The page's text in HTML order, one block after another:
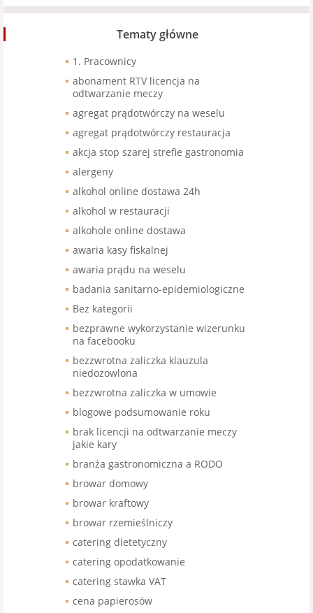
Tematy główne
1. Pracownicy
abonament RTV licencja na
odtwarzanie meczy
agregat prądotwórczy na weselu
agregat prądotwórczy restauracja
akcja stop szarej strefie gastronomia
alergeny
alkohol online dostawa 24h
alkohol w restauracji
alkohole online dostawa
awaria kasy fiskalnej
awaria prądu na weselu
badania sanitarno-epidemiologiczne
Bez kategorii
bezprawne wykorzystanie wizerunku
na facebooku
bezzwrotna zaliczka klauzula
niedozowlona
bezzwrotna zaliczka w umowie
blogowe podsumowanie roku
brak licencji na odtwarzanie meczy
jakie kary
branża gastronomiczna a RODO
browar domowy
browar kraftowy
browar rzemieślniczy
catering dietetyczny
catering opodatkowanie
catering stawka VAT
cena papierosów